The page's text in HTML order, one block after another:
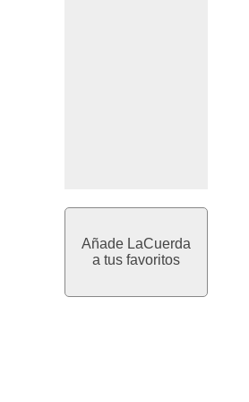
Añade LaCuerda
a tus favoritos